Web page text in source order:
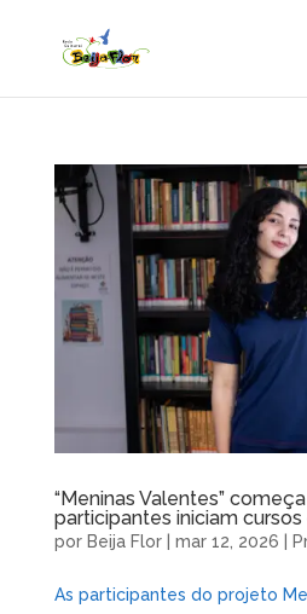
“Meninas Valentes”
participantes iniciam
por Beija Flor| mar 12, 2026
As participantes do projeto